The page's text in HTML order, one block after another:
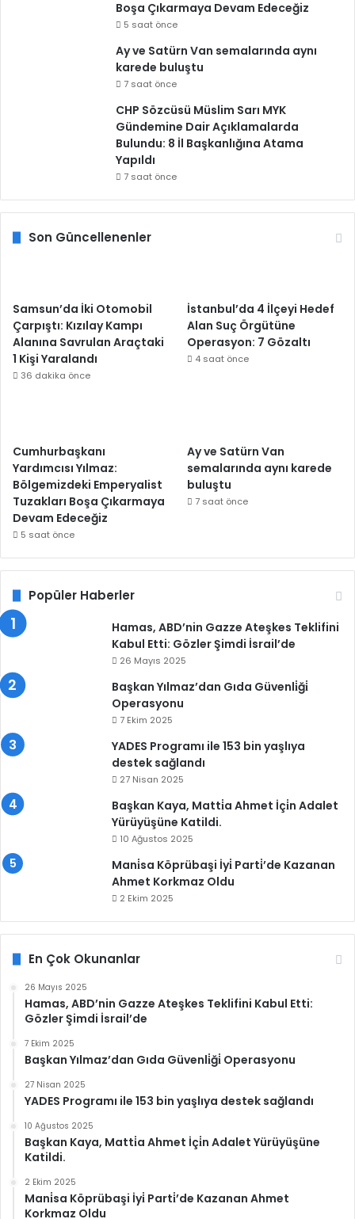
Boşa Çıkarmaya Devam Edeceğiz
5 saat önce
Ay ve Satürn Van semalarında aynı
karede buluştu
7 saat önce
CHP Sözcüsü Müslim Sarı MYK
Gündemine Dair Açıklamalarda
Bulundu: 8 İl Başkanlığına Atama
Yapıldı
7 saat önce
Son Güncellenenler
Samsun’da İki Otomobil
Çarpıştı: Kızılay Kampı
Alanına Savrulan Araçtaki
1 Kişi Yaralandı
36 dakika önce
İstanbul’da 4 İlçeyi Hedef
Alan Suç Örgütüne
Operasyon: 7 Gözaltı
4 saat önce
Cumhurbaşkanı
Yardımcısı Yılmaz:
Bölgemizdeki Emperyalist
Tuzakları Boşa Çıkarmaya
Devam Edeceğiz
5 saat önce
Ay ve Satürn Van
semalarında aynı karede
buluştu
7 saat önce
Popüler Haberler
Hamas, ABD’nin Gazze Ateşkes Teklifini
Kabul Etti: Gözler Şimdi İsrail’de
26 Mayıs 2025
Başkan Yılmaz’dan Gıda Güvenli̇ği̇
Operasyonu
7 Ekim 2025
YADES Programı ile 153 bin yaşlıya
destek sağlandı
27 Nisan 2025
Başkan Kaya, Matti̇a Ahmet İçi̇n Adalet
Yürüyüşüne Katildi.
10 Ağustos 2025
Mani̇sa Köprübaşi İyi̇ Parti̇’de Kazanan
Ahmet Korkmaz Oldu
2 Ekim 2025
En Çok Okunanlar
26 Mayıs 2025
Hamas, ABD’nin Gazze Ateşkes Teklifini Kabul Etti:
Gözler Şimdi İsrail’de
7 Ekim 2025
Başkan Yılmaz’dan Gıda Güvenli̇ği̇ Operasyonu
27 Nisan 2025
YADES Programı ile 153 bin yaşlıya destek sağlandı
10 Ağustos 2025
Başkan Kaya, Matti̇a Ahmet İçi̇n Adalet Yürüyüşüne
Katildi.
2 Ekim 2025
Mani̇sa Köprübaşi İyi̇ Parti̇’de Kazanan Ahmet
Korkmaz Oldu